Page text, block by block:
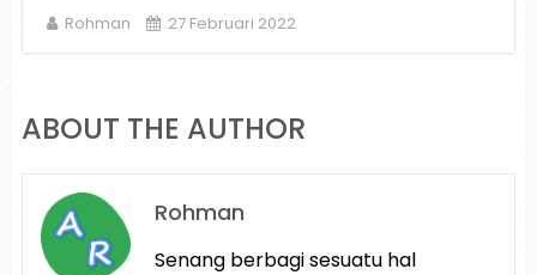
Rohman 27 Februari 2022
ABOUT THE AUTHOR
Rohman
Senang berbagi sesuatu hal